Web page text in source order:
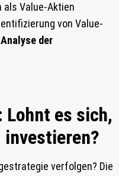
als Value-Aktien
von Value-
der
es sich,
verfolgen? Die